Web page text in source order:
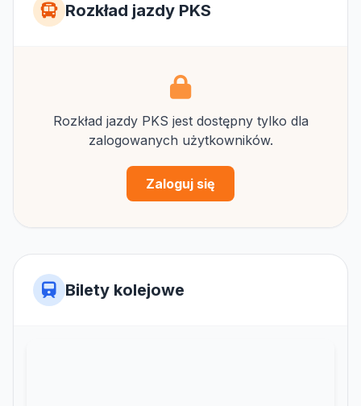
Rozkład jazdy PKS
Rozkład jazdy PKS jest dostępny tylko dla
zalogowanych użytkowników.
Zaloguj się
Bilety kolejowe